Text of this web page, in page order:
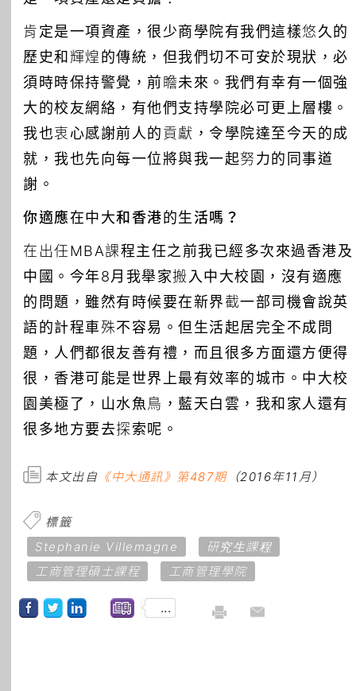
肯定是一項資產，很少商學院有我們這樣悠久的
歷史和輝煌的傳統，但我們切不可安於現狀，必
須時時保持警覺，前瞻未來。我們有幸有一個強
大的校友網絡，有他們支持學院必可更上層樓。
我也衷心感謝前人的貢獻，令學院達至今天的成
就，我也先向每一位將與我一起努力的同事道
謝。
你適應在中大和香港的生活嗎？
在出任MBA課程主任之前我已經多次來過香港及
中國。今年8月我舉家搬入中大校園，沒有適應
的問題，雖然有時候要在新界截一部司機會說英
語的計程車殊不容易。但生活起居完全不成問
題，人們都很友善有禮，而且很多方面還方便得
很，香港可能是世界上最有效率的城市。中大校
園美極了，山水魚鳥，藍天白雲，我和家人還有
很多地方要去探索呢。
本文出自 《中大通訊》第487期（2016年11月）
標籤
Stephanie Villemagne
研究生課程
工商管理碩士課程
工商管理學院
...